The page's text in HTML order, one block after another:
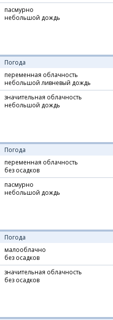
пасмурно
небольшой дождь
Погода
переменная облачность
небольшой ливневый дождь
значительная облачность
небольшой дождь
Погода
переменная облачность
без осадков
пасмурно
небольшой дождь
Погода
малооблачно
без осадков
значительная облачность
без осадков